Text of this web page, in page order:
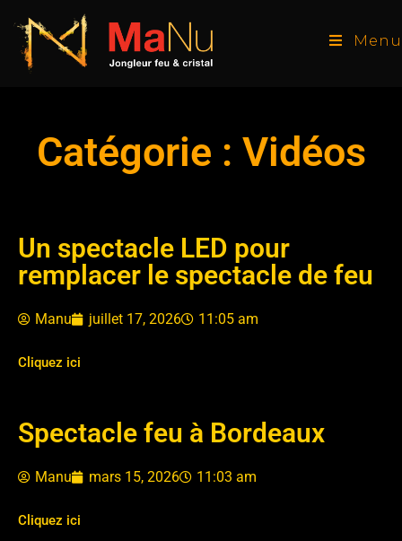
Menu
Catégorie : Vidéos
Un spectacle LED pour
remplacer le spectacle de feu
Manu juillet 17, 2026 11:05 am
Cliquez ici
Spectacle feu à Bordeaux
Manu mars 15, 2026 11:03 am
Cliquez ici